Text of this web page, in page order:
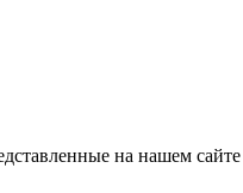
на нашем